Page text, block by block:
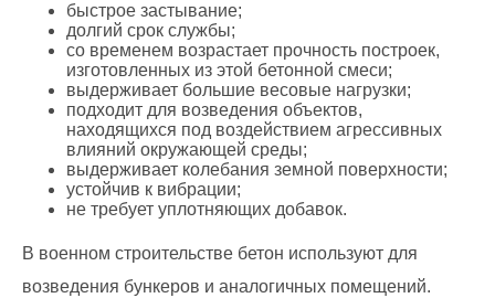
быстрое застывание;
долгий срок службы;
со временем возрастает прочность построек,
изготовленных из этой бетонной смеси;
выдерживает большие весовые нагрузки;
подходит для возведения объектов,
находящихся под воздействием агрессивных
влияний окружающей среды;
выдерживает колебания земной поверхности;
устойчив к вибрации;
не требует уплотняющих добавок.
В военном строительстве бетон используют для
возведения бункеров и аналогичных помещений.